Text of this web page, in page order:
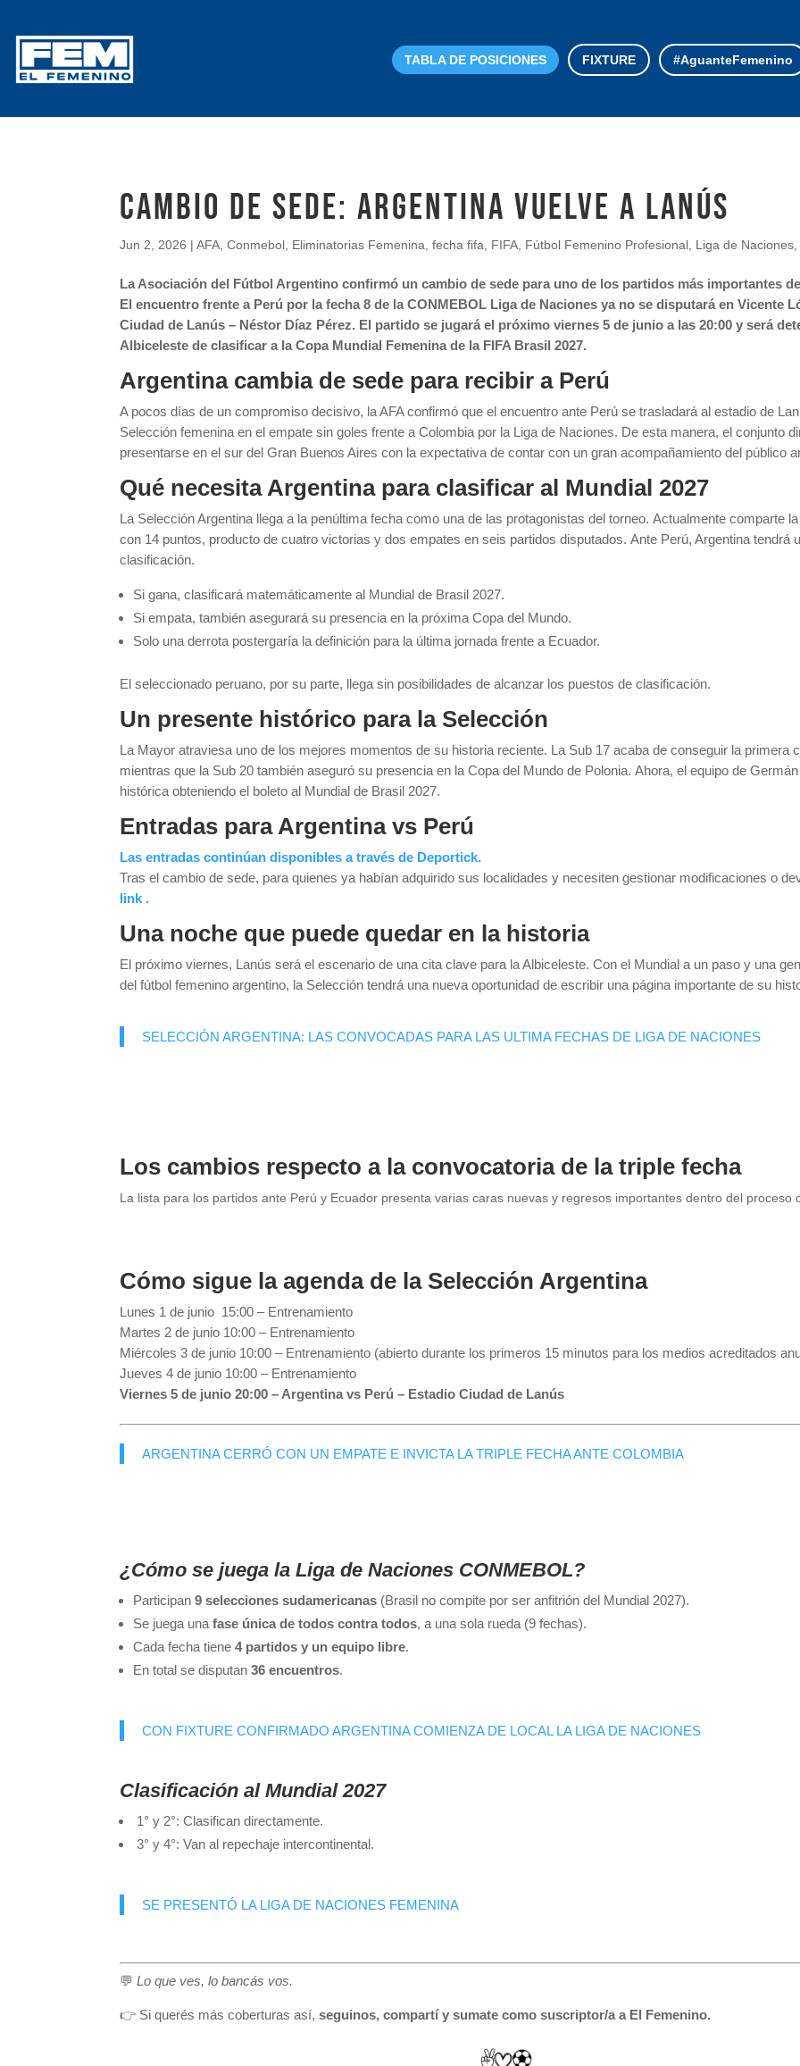
TABLA DE POSICIONES FIXTURE #AguanteFemenino
CAMBIO DE SEDE: ARGENTINA VUELVE A LANÚS
Jun 2, 2026 |AFA ,Conmebol Eliminatorias Femenina ,fecha fifa FIFA Fútbol Femenino Profesional Liga de Naciones
La Asociación del Fútbol Argentino confirmó un cambio de sede para uno de los partidos más importantes
El encuentro frente a Perú por la fecha 8 de la CONMEBOL Liga de Naciones ya no se disputará en Vicente
Ciudad de Lanús – Néstor Díaz Pérez. El partido se jugará el próximo viernes 5 de junio a las 20:00 y será
Albiceleste de clasificar a la Copa Mundial Femenina de la FIFA Brasil 2027.
Argentina cambia de sede para recibir a Perú
A pocos días de un compromiso decisivo, la AFA confirmó que el encuentro ante Perú se trasladará al estadio de
Selección femenina en el empate sin goles frente a Colombia por la Liga de Naciones. De esta manera, el conjunto
presentarse en el sur del Gran Buenos Aires con la expectativa de contar con un gran acompañamiento del público
Qué necesita Argentina para clasificar al Mundial 2027
La Selección Argentina llega a la penúltima fecha como una de las protagonistas del torneo. Actualmente comparte
con 14 puntos, producto de cuatro victorias y dos empates en seis partidos disputados. Ante Perú, Argentina tendrá
clasificación.
Si gana, clasificará matemáticamente al Mundial de Brasil 2027.
Si empata, también asegurará su presencia en la próxima Copa del Mundo.
Solo una derrota postergaría la definición para la última jornada frente a Ecuador.
El seleccionado peruano, por su parte, llega sin posibilidades de alcanzar los puestos de clasificación.
Un presente histórico para la Selección
La Mayor atraviesa uno de los mejores momentos de su historia reciente. La Sub 17 acaba de conseguir la primera
mientras que la Sub 20 también aseguró su presencia en la Copa del Mundo de Polonia. Ahora, el equipo de
histórica obteniendo el boleto al Mundial de Brasil 2027.
Entradas para Argentina vs Perú
Las entradas continúan disponibles a través de Deportick.
Tras el cambio de sede, para quienes ya habían adquirido sus localidades y necesiten gestionar modificaciones o
link .
Una noche que puede quedar en la historia
El próximo viernes, Lanús será el escenario de una cita clave para la Albiceleste. Con el Mundial a un paso y una
del fútbol femenino argentino, la Selección tendrá una nueva oportunidad de escribir una página importante de su
SELECCIÓN ARGENTINA: LAS CONVOCADAS PARA LAS ULTIMA FECHAS DE LIGA DE NACIONES
Los cambios respecto a la convocatoria de la triple fecha
La lista para los partidos ante Perú y Ecuador presenta varias caras nuevas y regresos importantes dentro del proceso
Cómo sigue la agenda de la Selección Argentina
Lunes 1 de junio 15:00 – Entrenamiento
Martes 2 de junio 10:00 – Entrenamiento
Miércoles 3 de junio 10:00 – Entrenamiento (abierto durante los primeros 15 minutos para los medios acreditados
Jueves 4 de junio 10:00 – Entrenamiento
Viernes 5 de junio 20:00 – Argentina vs Perú – Estadio Ciudad de Lanús
ARGENTINA CERRÓ CON UN EMPATE E INVICTA LA TRIPLE FECHA ANTE COLOMBIA
¿Cómo se juega la Liga de Naciones CONMEBOL?
Participan9 selecciones sudamericanas (Brasil no compite por ser anfitrión del Mundial 2027).
Se juega unafase única de todos contra todos, a una sola rueda (9 fechas).
Cada fecha tiene4 partidos y un equipo libre.
En total se disputan36 encuentros.
CON FIXTURE CONFIRMADO ARGENTINA COMIENZA DE LOCAL LA LIGA DE NACIONES
Clasificación al Mundial 2027
1° y 2°: Clasifican directamente.
3° y 4°: Van al repechaje intercontinental.
SE PRESENTÓ LA LIGA DE NACIONES FEMENINA
💬Lo que ves, lo bancás vos.
👉 Si querés más coberturas así,seguinos, compartí y sumate como suscriptor/a a El Femenino.